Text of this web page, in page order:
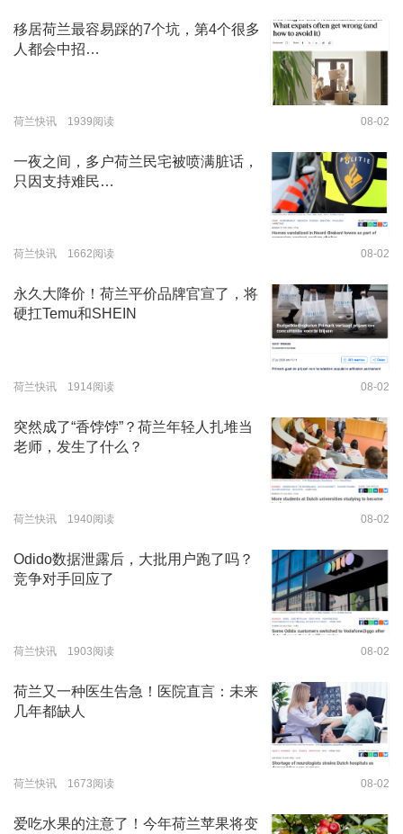
移居荷兰最容易踩的7个坑，第4个很多
人都会中招…
荷兰快讯 1939阅读 08-02
一夜之间，多户荷兰民宅被喷满脏话，
只因支持难民…
荷兰快讯 1662阅读 08-02
永久大降价！荷兰平价品牌官宣了，将
硬扛Temu和SHEIN
荷兰快讯 1914阅读 08-02
突然成了“香饽饽”？荷兰年轻人扎堆当
老师，发生了什么？
荷兰快讯 1940阅读 08-02
Odido数据泄露后，大批用户跑了吗？
竞争对手回应了
荷兰快讯 1903阅读 08-02
荷兰又一种医生告急！医院直言：未来
几年都缺人
荷兰快讯 1673阅读 08-02
爱吃水果的注意了！今年荷兰苹果将变